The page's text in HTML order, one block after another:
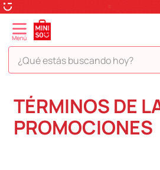
¿Qué estás buscando hoy?
TÉRMINOS DE
PROMOCIONES
TÉRMINOS MÁS BUSCADOS
1.
peluche
2
hello kitty